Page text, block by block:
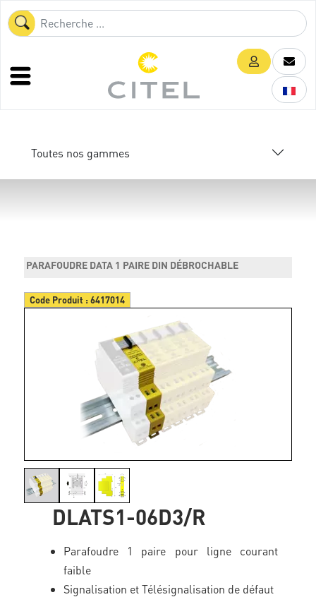
Toutes nos gammes
PARAFOUDRE DATA 1 PAIRE DIN DÉBROCHABLE
Code Produit :6417014
DLATS1-06D3/R
Parafoudre 1 paire pour ligne courant
faible
Signalisation et Télésignalisation de défaut